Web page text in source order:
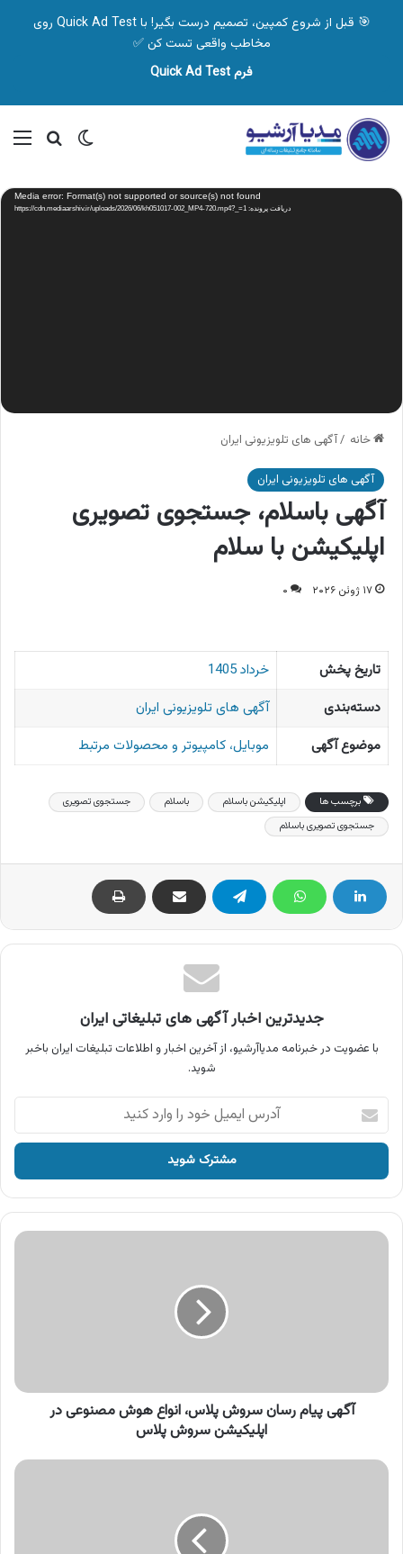
🎯 قبل از شروع کمپین، تصمیم درست بگیر! با Quick Ad Test روی
مخاطب واقعی تست کن ✅
فرم Quick Ad Test
تغییر پوسته
نمایشگر
ویدیو Media error: Format(s) not supported or source(s) not found
دریافت پرونده: https://cdn.mediaarshiv.ir/uploads/2026/06/kh051017-002_MP4-720.mp4?_=1
خانه /آگهی های تلویزیونی ایران
آگهی های تلویزیونی ایران
آگهی باسلام، جستجوی تصویری
اپلیکیشن با سلام
۱۷ ژوئن ۲۰۲۶ ۰
تاریخ پخش
خرداد 1405
دسته‌بندی
آگهی های تلویزیونی ایران
موضوع آگهی
موبایل، کامپیوتر و محصولات مرتبط
برچسب ها اپلیکیشن باسلام باسلام
جستجوی تصویری
جستجوی تصویری باسلام
جدیدترین اخبار آگهی های تبلیغاتی ایران
با عضویت در خبرنامه مدیاآرشیو، از آخرین اخبار و اطلاعات تبلیغات ایران باخبر
شوید.
آدرس
ایمیل
خود
وارد
کنید
آگهی
در
اپلیکیشنآگهی پیام رسان سروش پلاس، انواع هوش مصنوعی در
اپلیکیشن سروش پلاس
آگهی